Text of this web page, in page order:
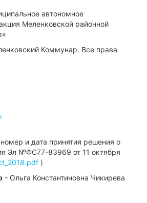
автономное
Меленковской районной
Коммунар. Все права
и дата принятия решения о
Эл №ФС77-83969 от 11 октября
)
- Ольга Константиновна Чикирева